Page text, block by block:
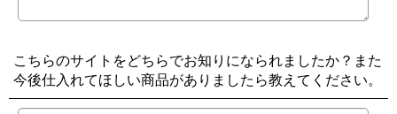
こちらのサイトをどちらでお知りになられましたか？また
今後仕入れてほしい商品がありましたら教えてください。